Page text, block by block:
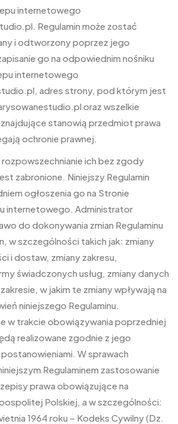
internetowego
Regulamin może zostać
i odtworzony poprzez jego
go na odpowiednim nośniku
internetowego
adres strony, pod którym jest
oraz wszelkie
znajdujące stanowią przedmiot prawa
ochronie prawnej.
ich bez zgody
zabronione. Niniejszy Regulamin
ogłoszenia go na Stronie
internetowego. Administrator
do dokonywania zmian Regulaminu
w szczególności takich jak: zmiany
i dostaw, zmiany zakresu,
świadczonych usług, zmiany danych
w jakim te zmiany wpływają na
niniejszego Regulaminu.
w trakcie obowiązywania poprzedniej
realizowane zgodnie z jego
W sprawach
Regulaminem zastosowanie
prawa obowiązujące na
Polskiej, a w szczególności:
1964 roku – Kodeks Cywilny (Dz.